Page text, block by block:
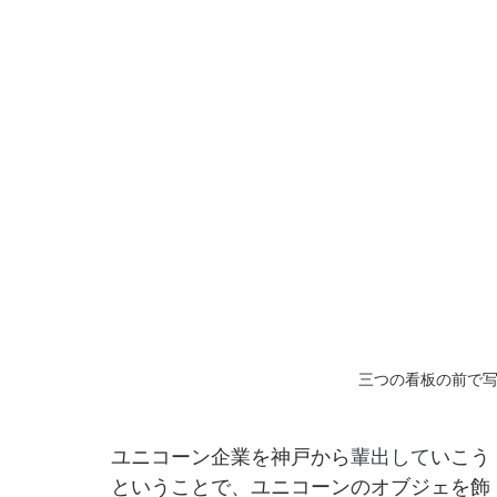
三つの看板の前で
ユニコーン企業を神戸から輩出していこう
ということで、ユニコーンのオブジェを飾